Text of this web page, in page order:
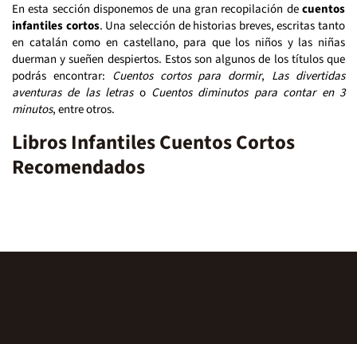
En esta sección disponemos de una gran recopilación decuentos
infantiles cortos. Una selección de historias breves, escritas tanto
en catalán como en castellano, para que los niños y las niñas
duerman y sueñen despiertos. Estos son algunos de los títulos que
podrás encontrar: Cuentos cortos para dormir, Las divertidas
aventuras de las letraso Cuentos diminutos para contar en 3
minutos, entre otros.
Libros Infantiles Cuentos Cortos
Recomendados